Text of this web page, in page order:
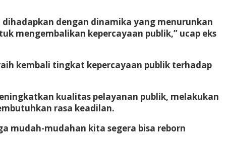
dengan dinamika yang menurunkan
mengembalikan kepercayaan publik,” ucap eks
kembali tingkat kepercayaan publik terhadap
kualitas pelayanan publik, melakukan
rasa keadilan.
mudah-mudahan kita segera bisa reborn